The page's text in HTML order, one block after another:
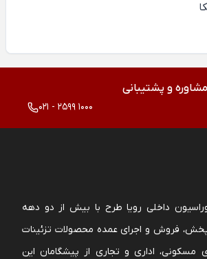
و پشتیبانی
021 - 2599 1000
داخلی رویا طرح با بیش از دو دهه
فروش و اجرای عمده محصولات تزئینات
مسکونی، اداری و تجاری از پیشگامان این